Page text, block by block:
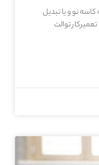
نو و یا تبدیل
توالت